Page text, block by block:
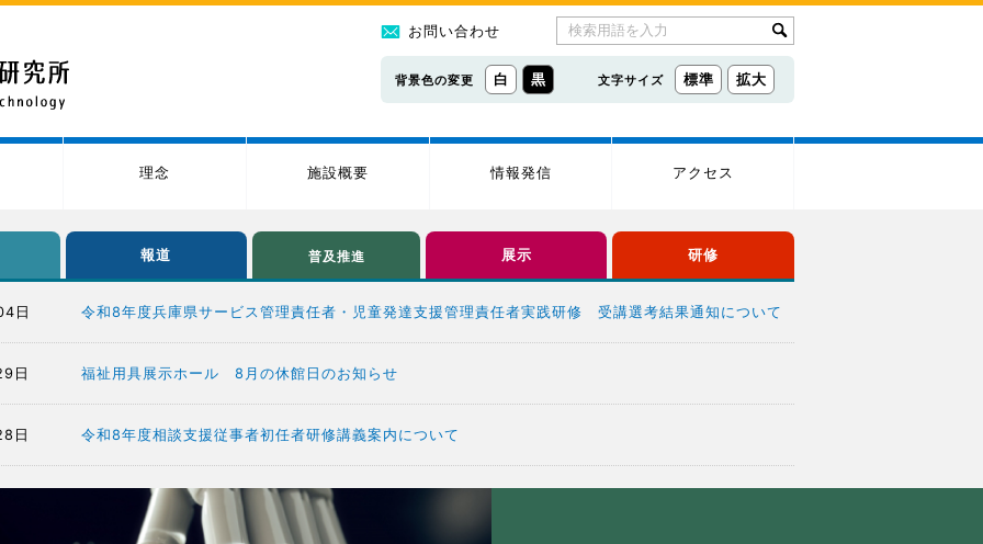
お問い合わせ
背景色の変更 白 黒 文字サイズ 標準 拡大
理念 施設概要 情報発信 アクセス
日 令和8年度兵庫県サービス管理責任者・児童発達支援管理責任者実践研修 受講選考結果通知について
日 福祉用具展示ホール 8月の休館日のお知らせ
日 令和8年度相談支援従事者初任者研修講義案内について
報道
特別研究員の募集について
普及推進
ひょうご福祉用具・介護ロボットフェスティバル2025の開催
展示
福祉用具展示ホール 8月の休館日のお知らせ
研修
令和8年度兵庫県サービス管理責任者・児童発達支援管理責任者実践研修 受講選考結果通知について